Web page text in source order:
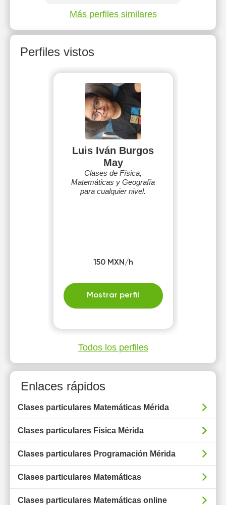
Más perfiles similares
Perfiles vistos
Luis Iván Burgos
May
Clases de Física,
Matemáticas y Geografía
para cualquier nivel.
150 MXN/h
Mostrar perfil
Todos los perfiles
Enlaces rápidos
Clases particulares Matemáticas Mérida
Clases particulares Física Mérida
Clases particulares Programación Mérida
Clases particulares Matemáticas
Clases particulares Matemáticas online